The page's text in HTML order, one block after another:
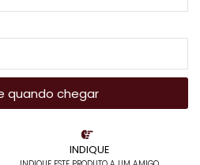
INDIQUE
quando chegar